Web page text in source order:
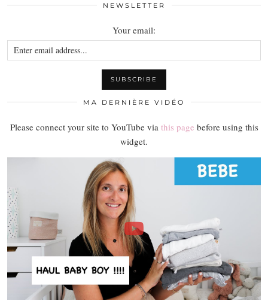
NEWSLETTER
Your email:
MA DERNIÈRE VIDÉO
Please connect your site to YouTube via this page before using this
widget.